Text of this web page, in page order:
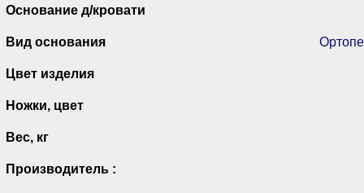
Основание д/кровати
Вид основания
Цвет изделия
Ножки, цвет
Вес, кг
Производитель :